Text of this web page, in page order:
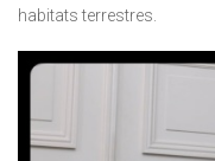
habitats terrestres.